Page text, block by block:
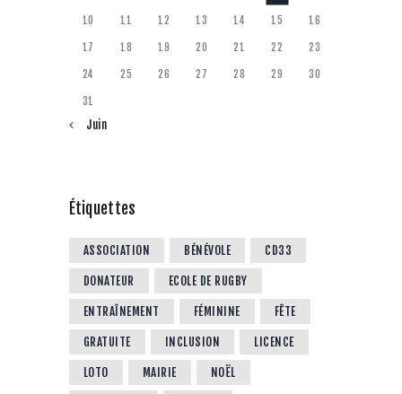
10 11 12 13 14 15 16
17 18 19 20 21 22 23
24 25 26 27 28 29 30
31
« Juin
Étiquettes
ASSOCIATION BÉNÉVOLE CD33
DONATEUR ECOLE DE RUGBY
ENTRAÎNEMENT FÉMININE FÊTE
GRATUITE INCLUSION LICENCE
LOTO MAIRIE NOËL